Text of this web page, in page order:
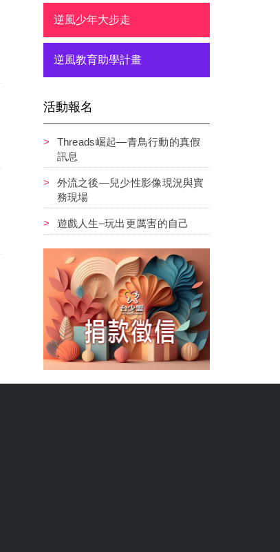
逆風少年大步走
逆風教育助學計畫
活動報名
Threads崛起—青鳥行動的真假
訊息
外流之後—兒少性影像現況與實
務現場
遊戲人生–玩出更厲害的自己